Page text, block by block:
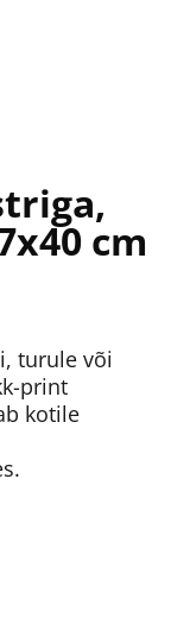
cm
turule või
print
kotile